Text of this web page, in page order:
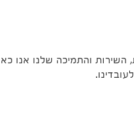
השירות והתמיכה שלנו אנו